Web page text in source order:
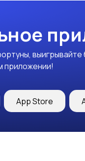
приложении!
App Store